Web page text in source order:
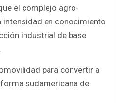
el complejo agro-
intensidad en conocimiento
industrial de base
para convertir a
sudamericana de